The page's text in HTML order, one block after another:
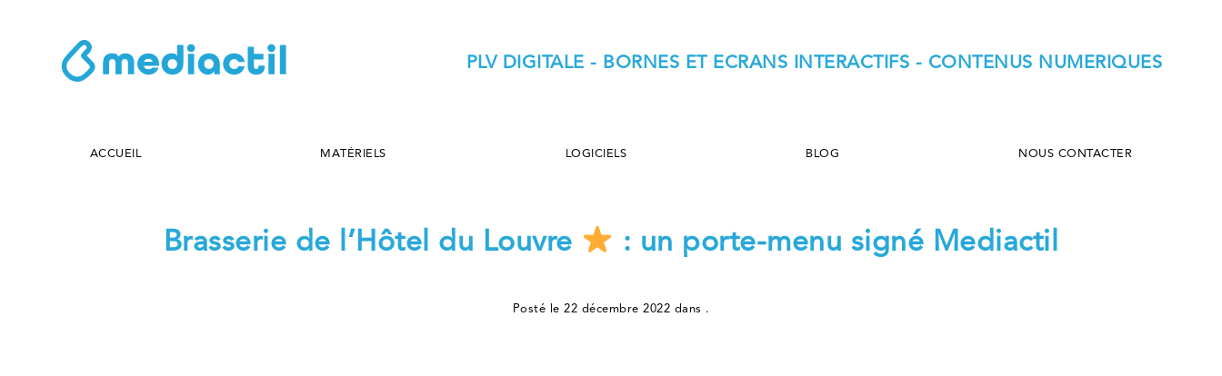
PLV DIGITALE - BORNES ET ECRANS INTERACTIFS - CONTENUS NUMERIQUES
ACCUEIL MATÉRIELS LOGICIELS BLOG NOUS CONTACTER
Brasserie de l’Hôtel du Louvre : un porte-menu signé Mediactil
Posté le 22 décembre 2022 dans .